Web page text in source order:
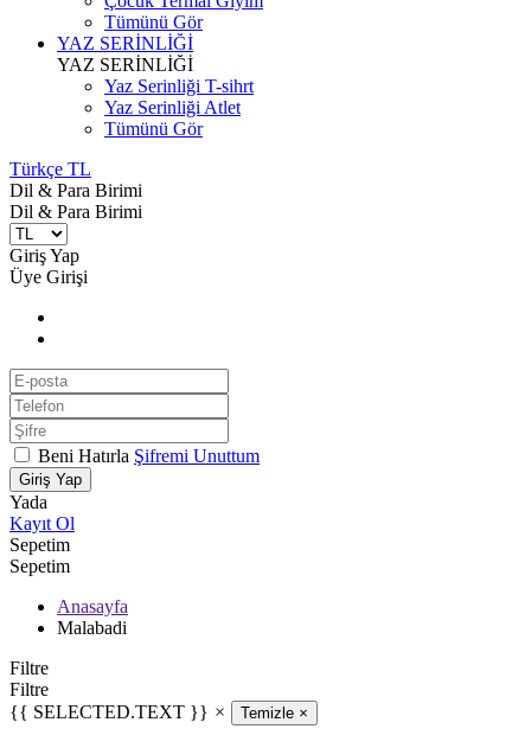
Tümünü Gör
YAZ SERİNLİĞİ
YAZ SERİNLİĞİ
Yaz Serinliği T-sihrt
Yaz Serinliği Atlet
Tümünü Gör
Türkçe TL
Dil & Para Birimi
Dil & Para Birimi
Giriş Yap
Üye Girişi
Beni Hatırla Şifremi Unuttum
Giriş Yap
Yada
Kayıt Ol
Sepetim
Sepetim
Anasayfa
Malabadi
Filtre
Filtre
{{ SELECTED.TEXT }} × Temizle ×